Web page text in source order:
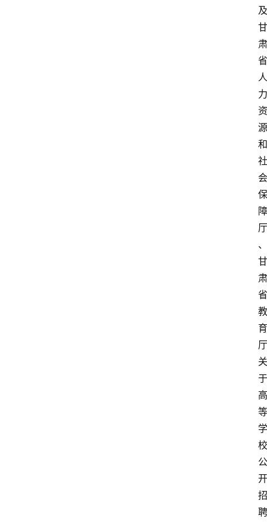
及
甘
肃
省
人
力
资
源
和
社
会
保
障
厅
、
甘
肃
省
教
育
厅
关
于
高
等
学
校
公
开
招
聘